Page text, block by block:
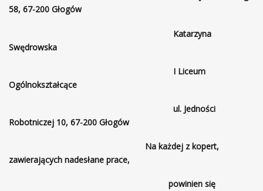
58, 67-200 Głogów
Katarzyna
Swędrowska
I Liceum
Ogólnokształcące
ul. Jedności
Robotniczej 10, 67-200 Głogów
Na każdej z kopert,
zawierających nadesłane prace,
powinien się